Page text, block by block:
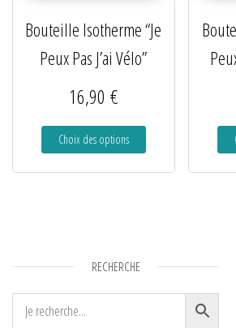
Bouteille Isotherme “Je
Peux Pas J’ai Vélo”
16,90 €
Choix des options
RECHERCHE